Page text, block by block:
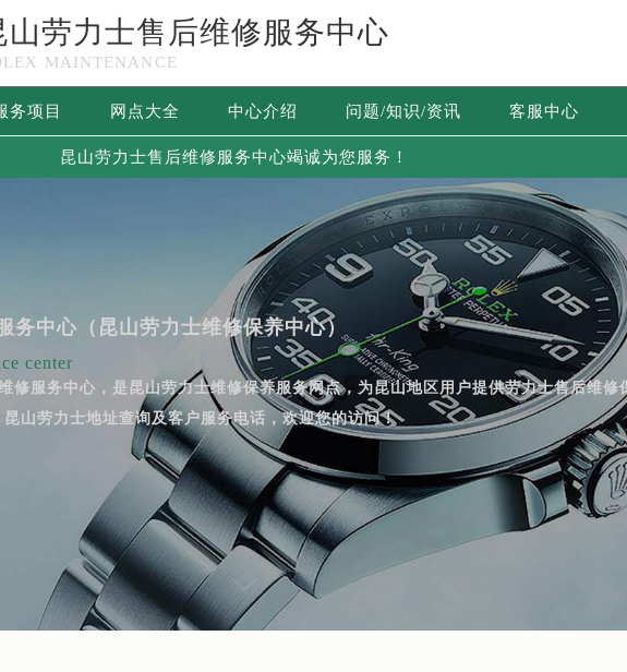
山劳力士售后维修服务中心
MAINTENANCE
务项目 网点大全 中心介绍 问题/知识/资讯 客服中心
昆山劳力士售后维修服务中心竭诚为您服务！
务中心（昆山劳力士维修保养中心）
center
修服务中心，是昆山劳力士维修保养服务网点，为昆山地区用户提供劳力士售后维修
山劳力士地址查询及客户服务电话，欢迎您的访问！